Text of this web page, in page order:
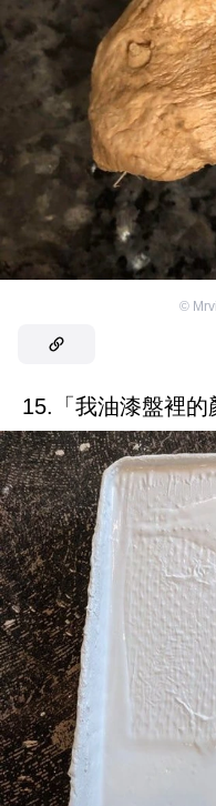
©
15.「我油漆盤裡的